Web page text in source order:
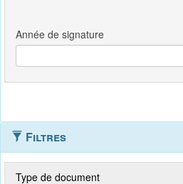
Filtres
Type de document